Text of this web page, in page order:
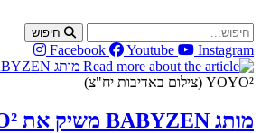
to
content
חיפוש
Facebook Youtube Instagram
YOYO² (צילום באדיבות יח"צ)
מותג BABYZEN משיק את YOYO²